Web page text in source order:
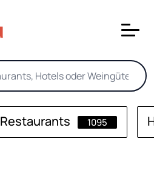
Restaurants 1095